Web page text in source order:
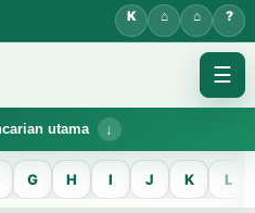
☰
utama
G H I J K L